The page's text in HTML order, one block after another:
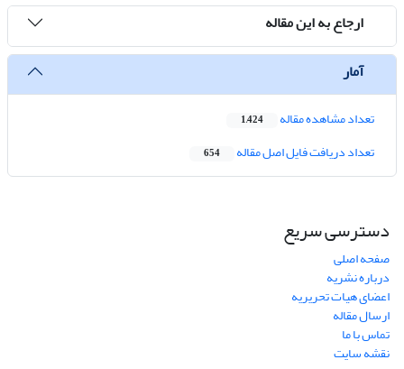
ارجاع به این مقاله
آمار
تعداد مشاهده مقاله 1,424
تعداد دریافت فایل اصل مقاله 654
دسترسی سریع
صفحه اصلی
درباره نشریه
اعضای هیات تحریریه
ارسال مقاله
تماس با ما
نقشه سایت